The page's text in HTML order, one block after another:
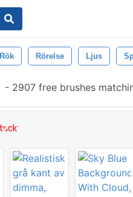
Rök Rörelse Ljus
- 2907 free brushes